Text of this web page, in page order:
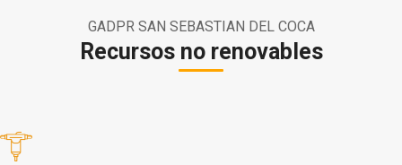
GADPR SAN SEBASTIAN DEL COCA
Recursos no renovables